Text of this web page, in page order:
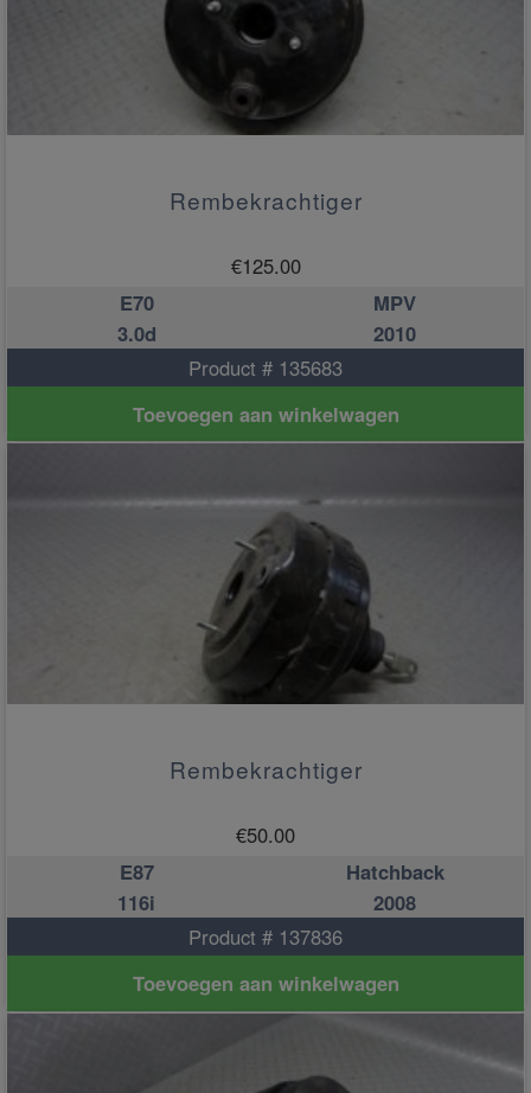
Rembekrachtiger
€125.00
E70
MPV
3.0d
2010
Product # 135683
Toevoegen aan winkelwagen
Rembekrachtiger
€50.00
E87
Hatchback
116i
2008
Product # 137836
Toevoegen aan winkelwagen